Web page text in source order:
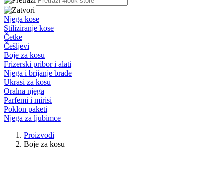
Njega kose
Stiliziranje kose
Četke
Češljevi
Boje za kosu
Frizerski pribor i alati
Njega i brijanje brade
Ukrasi za kosu
Oralna njega
Parfemi i mirisi
Poklon paketi
Njega za ljubimce
Proizvodi
Boje za kosu